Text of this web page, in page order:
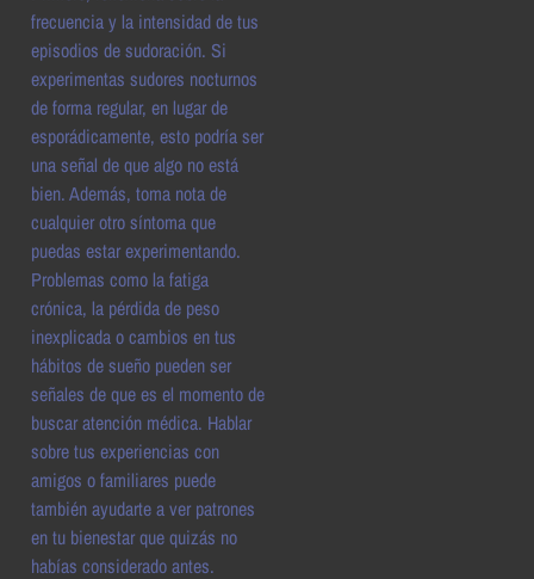
frecuencia y la intensidad de tus
episodios de sudoración. Si
experimentas sudores nocturnos
de forma regular, en lugar de
esporádicamente, esto podría ser
una señal de que algo no está
bien. Además, toma nota de
cualquier otro síntoma que
puedas estar experimentando.
Problemas como la fatiga
crónica, la pérdida de peso
inexplicada o cambios en tus
hábitos de sueño pueden ser
señales de que es el momento de
buscar atención médica. Hablar
sobre tus experiencias con
amigos o familiares puede
también ayudarte a ver patrones
en tu bienestar que quizás no
habías considerado antes.